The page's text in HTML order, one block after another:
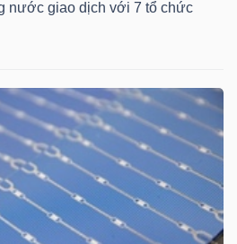
nước giao dịch với 7 tổ chức